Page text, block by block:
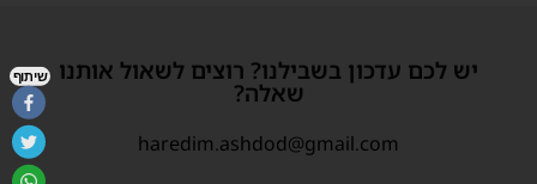
יש לכם עדכון בשבילנו? רוצים לשאול אותנו
שאלה?
haredim.ashdod@gmail.com
שיתוף